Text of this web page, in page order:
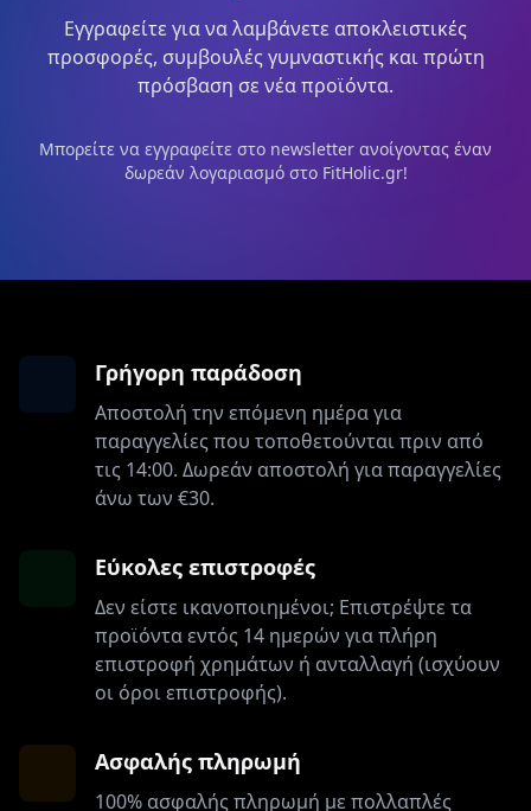
Εγγραφείτε για να λαμβάνετε αποκλειστικές
προσφορές, συμβουλές γυμναστικής και πρώτη
πρόσβαση σε νέα προϊόντα.
Μπορείτε να εγγραφείτε στο newsletter ανοίγοντας έναν
δωρεάν λογαριασμό στο FitHolic.gr!
Γρήγορη παράδοση
Αποστολή την επόμενη ημέρα για
παραγγελίες που τοποθετούνται πριν από
τις 14:00. Δωρεάν αποστολή για παραγγελίες
άνω των €30.
Εύκολες επιστροφές
Δεν είστε ικανοποιημένοι; Επιστρέψτε τα
προϊόντα εντός 14 ημερών για πλήρη
επιστροφή χρημάτων ή ανταλλαγή (ισχύουν
οι όροι επιστροφής).
Ασφαλής πληρωμή
100% ασφαλής πληρωμή με πολλαπλές